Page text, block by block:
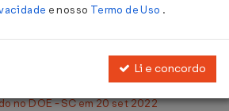
DE 19/09/2022
no DOE - SC em 20 set 2022
e nosso Termo de Uso .
Li e concordo